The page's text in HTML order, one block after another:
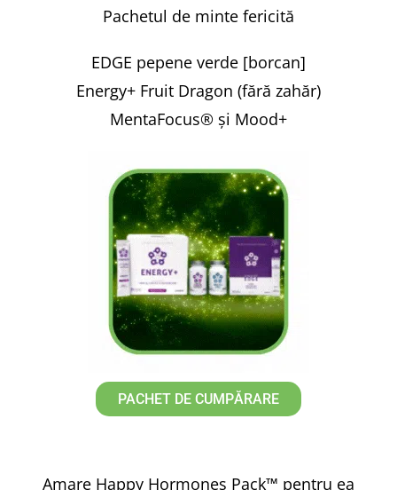
Pachetul de minte fericită
EDGE pepene verde [borcan]
Energy+ Fruit Dragon (fără zahăr)
MentaFocus® și Mood+
PACHET DE CUMPĂRARE
Amare Happy Hormones Pack™ pentru ea